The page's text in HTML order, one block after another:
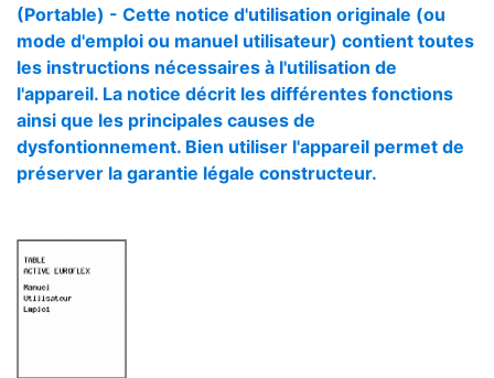
(Portable) - Cette notice d'utilisation originale (ou
mode d'emploi ou manuel utilisateur) contient toutes
les instructions nécessaires à l'utilisation de
l'appareil. La notice décrit les différentes fonctions
ainsi que les principales causes de
dysfontionnement. Bien utiliser l'appareil permet de
préserver la garantie légale constructeur.